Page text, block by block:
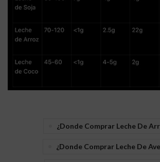
¿donde Comprar Leche De
¿donde Comprar Leche De